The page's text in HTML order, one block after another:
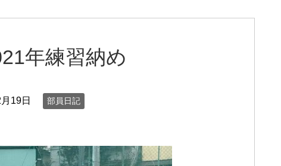
年練習納め
19日 部員日記